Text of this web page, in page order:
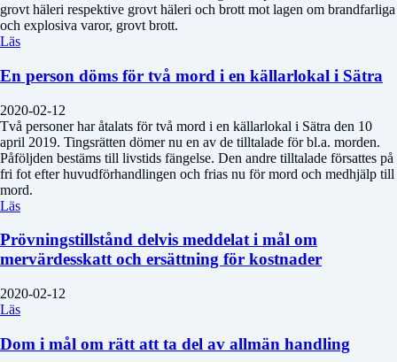
grovt häleri respektive grovt häleri och brott mot lagen om brandfarliga
och explosiva varor, grovt brott.
Läs
En person döms för två mord i en källarlokal i Sätra
2020-02-12
Två personer har åtalats för två mord i en källarlokal i Sätra den 10
april 2019. Tingsrätten dömer nu en av de tilltalade för bl.a. morden.
Påföljden bestäms till livstids fängelse. Den andre tilltalade försattes på
fri fot efter huvudförhandlingen och frias nu för mord och medhjälp till
mord.
Läs
Prövningstillstånd delvis meddelat i mål om
mervärdesskatt och ersättning för kostnader
2020-02-12
Läs
Dom i mål om rätt att ta del av allmän handling